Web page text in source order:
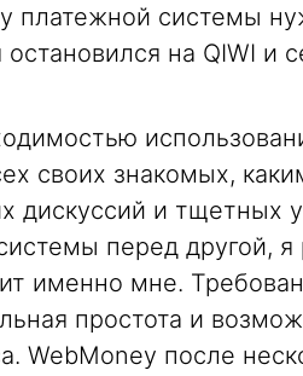
платежной системы
на QIWI и
своих знакомых,
дискуссий и тщетных
перед другой,
именно мне.
простота и
WebMoney после